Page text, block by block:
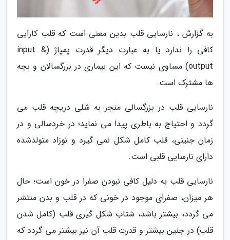
به گزارش ، نارسایی قلب بدین معنی است که قلب کارایی
کافی را ندارد یا به عبارت دیگر قدرت پمپاژ (input &
output) مساوی نیست که این بیماری در بزرگسالان و بچه
ها مشترک است.
نارسایی قلب در بزرگسالی منجر به شلی دریچه قلب می
گردد و احتیاج به باطری پیدا می نماید؛ در خردسالی و در
زمان جنینی، قلب کامل شکل نمی گیرد و نوزاد متولدشده
دارای نارسایی قلبی است.
نارسایی قلب به دلیل کافی نبودن صفرا در خون است؛ حال
هر میزان، صفرای موجود در خونی که در قلب و بدن منتشر
می گردد، بیشتر باشد، شتاب شکل گیری قلب (کامل شدن
قلب) در جنین بیشتر و قدرت قلب آن نیز بیشتر می گردد که